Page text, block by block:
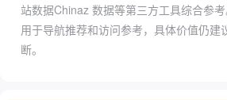
站数据Chinaz 数据等第三方工具综合参
用于导航推荐和访问参考，具体价值仍建
断。